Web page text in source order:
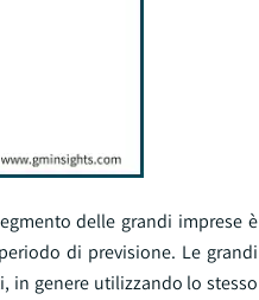
delle grandi imprese è
di previsione. Le grandi
in genere utilizzando lo stesso